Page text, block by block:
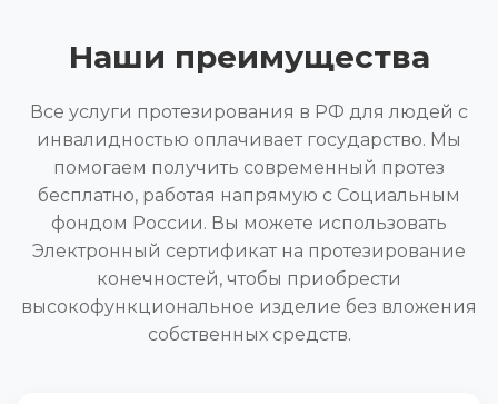
Наши преимущества
Все услуги протезирования в РФ для людей с
инвалидностью оплачивает государство. Мы
помогаем получить современный протез
бесплатно, работая напрямую с Социальным
фондом России. Вы можете использовать
Электронный сертификат на протезирование
конечностей, чтобы приобрести
высокофункциональное изделие без вложения
собственных средств.